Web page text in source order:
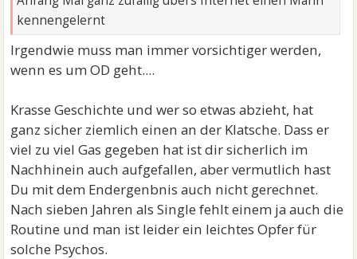
kennengelernt
Irgendwie muss man immer vorsichtiger werden,
wenn es um OD geht....
Krasse Geschichte und wer so etwas abzieht, hat
ganz sicher ziemlich einen an der Klatsche. Dass er
viel zu viel Gas gegeben hat ist dir sicherlich im
Nachhinein auch aufgefallen, aber vermutlich hast
Du mit dem Endergenbnis auch nicht gerechnet.
Nach sieben Jahren als Single fehlt einem ja auch die
Routine und man ist leider ein leichtes Opfer für
solche Psychos.